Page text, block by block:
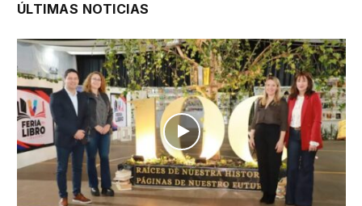
ÚLTIMAS NOTICIAS